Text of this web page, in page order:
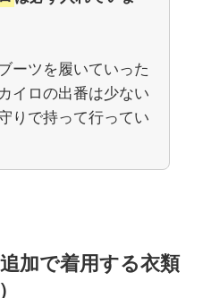
ーツを履いていった
イロの出番は少ない
りで持って行ってい
加で着用する衣類